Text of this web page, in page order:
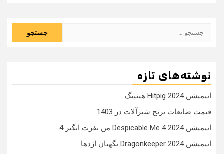
نوشته‌های تازه
انیمیشن Hitpig 2024 هیتپیگ
قیمت ضایعات برنج شیرآلات در 1403
انیمیشن Despicable Me 4 2024 من نفرت انگیز 4
انیمیشن Dragonkeeper 2024 نگهبان اژدها